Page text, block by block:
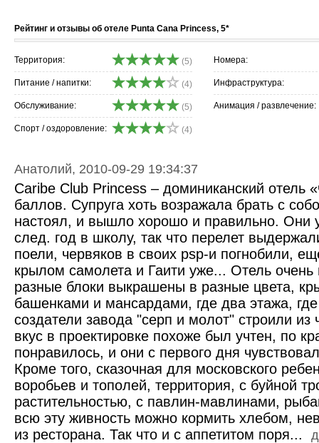
Рейтинг и отзывы об отеле Punta Cana Princess, 5*
Территория: (5) Номера:
Питание / напитки: (4) Инфраструктура:
Обслуживание: (5) Анимация / развлечение:
Спорт / оздоровление: (4)
Анатолий, 2010-09-29 19:34:37
Caribe Club Princess – доминиканский отель
баллов. Супруга хоть возражала брать с
настоял, и вышло хорошо и правильно. Они
след. год в школу, так что перелет
поели, червяков в своих psp-и погнобили,
крылом самолета и Гаити уже... Отель очень
разные блоки выкрашены в разные цвета,
башенками и мансардами, где два этажа,
создатели завода "серп и молот" строили из
вкус в проектировке похоже был учтен, по
понравилось, и они с первого дня
Кроме того, сказочная для московского
воробьев и тополей, территория, с буйной
растительностью, с павлин-мавлинами,
всю эту живность можно кормить хлебом,
из ресторана. Так что и с аппетитом поря...